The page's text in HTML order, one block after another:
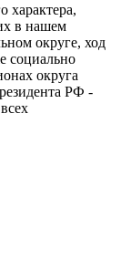
характера,
в нашем
округе, ход
социально
округа
РФ -